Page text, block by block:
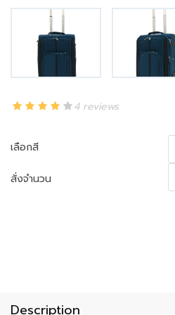
4 reviews
เลือกสี
สั่งจำนวน
Description